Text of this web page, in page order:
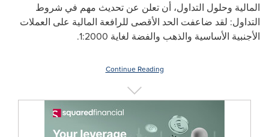
المالية وحلول التداول، أن تعلن عن تحديث مهم في شروط
التداول: لقد ضاعفت الحد الأقصى للرافعة المالية على العملات
الأجنبية الأساسية والذهب والفضة لغاية 1:2000
.
Continue Reading